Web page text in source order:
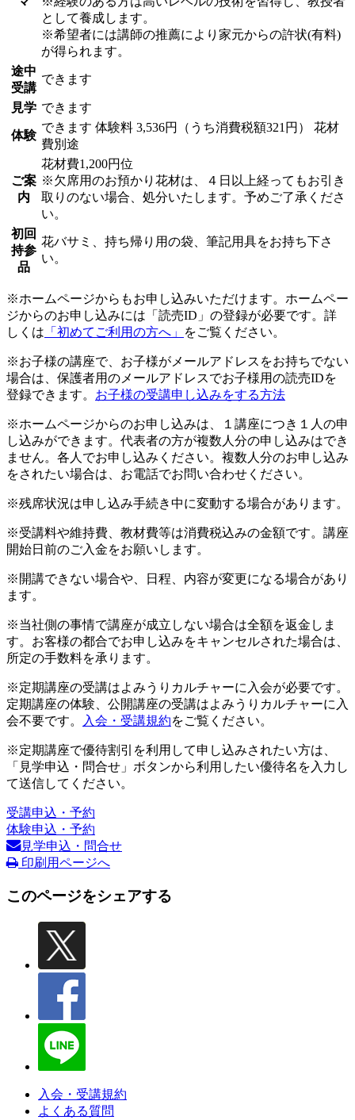
として養成します。
※希望者には講師の推薦により家元からの許状(有料)
が得られます。
途中
受講
できます
見学 できます
体験
できます 体験料 3,536円（うち消費税額321円） 花材
費別途
ご案
内
花材費1,200円位
※欠席用のお預かり花材は、４日以上経ってもお引き
取りのない場合、処分いたします。予めご了承くださ
い。
初回
持参
品
花バサミ、持ち帰り用の袋、筆記用具をお持ち下さ
い。
※ホームページからもお申し込みいただけます。ホームペー
ジからのお申し込みには「読売ID」の登録が必要です。詳
しくは 「初めてご利用の方へ」 をご覧ください。
※お子様の講座で、お子様がメールアドレスをお持ちでない
場合は、保護者用のメールアドレスでお子様用の読売IDを
登録できます。 お子様の受講申し込みをする方法
※ホームページからのお申し込みは、１講座につき１人の申
し込みができます。代表者の方が複数人分の申し込みはでき
ません。各人でお申し込みください。複数人分のお申し込み
をされたい場合は、お電話でお問い合わせください。
※残席状況は申し込み手続き中に変動する場合があります。
※受講料や維持費、教材費等は消費税込みの金額です。講座
開始日前のご入金をお願いします。
※開講できない場合や、日程、内容が変更になる場合があり
ます。
※当社側の事情で講座が成立しない場合は全額を返金しま
す。お客様の都合でお申し込みをキャンセルされた場合は、
所定の手数料を承ります。
※定期講座の受講はよみうりカルチャーに入会が必要です。
定期講座の体験、公開講座の受講はよみうりカルチャーに入
会不要です。
入会・受講規約をご覧ください。
※定期講座で優待割引を利用して申し込みされたい方は、
「見学申込・問合せ」ボタンから利用したい優待名を入力し
て送信してください。
受講申込・予約
体験申込・予約
見学申込・問合せ
印刷用ページへ
このページをシェアする
入会・受講規約
よくある質問